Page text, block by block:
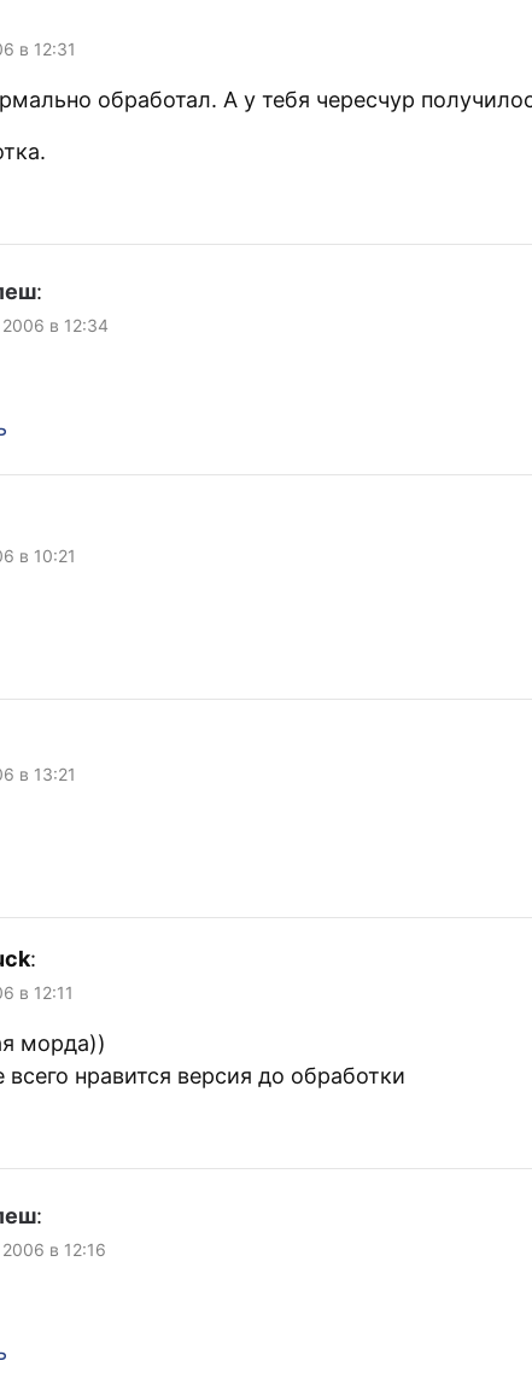
в 12:31
обработал. А у тебя чересчур
:
в 12:34
в 10:21
в 13:21
:
в 12:11
морда))
нравится версия до обработки
:
в 12:16